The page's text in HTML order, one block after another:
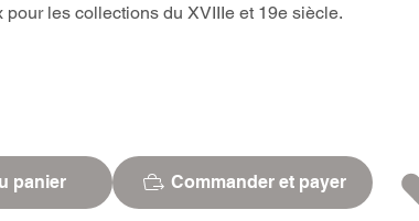
pour les collections du XVIIIe et 19e siècle.
panier Commander et payer